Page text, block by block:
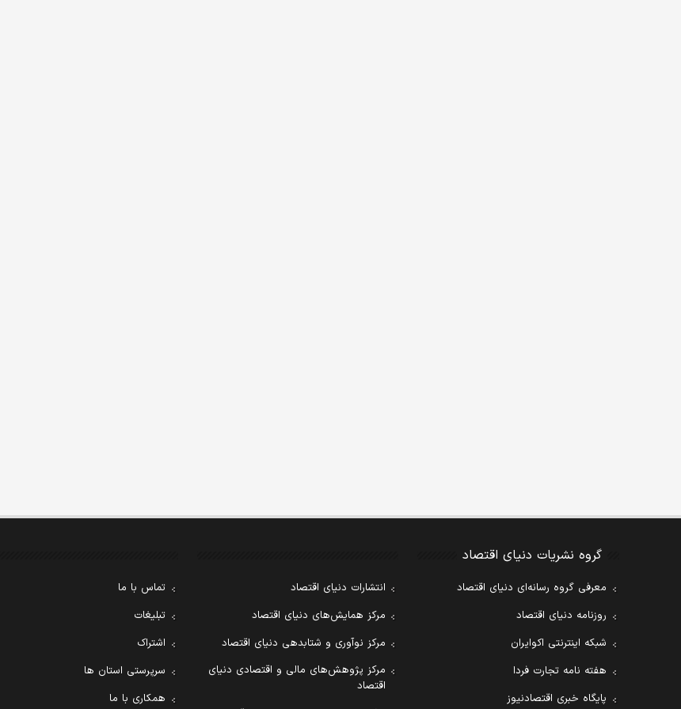
گروه نشریات دنیای اقتصاد
معرفی گروه رسانه‌ای دنیای اقتصاد
روزنامه دنیای اقتصاد
شبکه اینترنتی اکوایران
هفته نامه تجارت فردا
پایگاه خبری اقتصادنیوز
انتشارات دنیای اقتصاد
مرکز همایش‌های دنیای اقتصاد
مرکز نوآوری و شتابدهی دنیای اقتصاد
مرکز پژوهش‌های مالی و اقتصادی دنیای
اقتصاد
تماس با ما
تبلیغات
اشتراک
سرپرستی استان ها
همکاری با ما